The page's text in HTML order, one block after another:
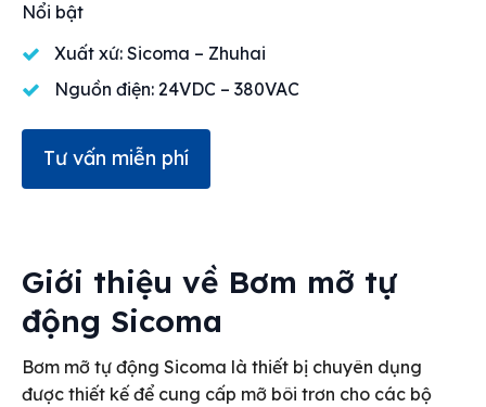
Nổi bật
Xuất xứ: Sicoma – Zhuhai
Nguồn điện: 24VDC – 380VAC
Tư vấn miễn phí
Giới thiệu về Bơm mỡ tự
động Sicoma
Bơm mỡ tự động Sicoma là thiết bị chuyên dụng
được thiết kế để cung cấp mỡ bôi trơn cho các bộ